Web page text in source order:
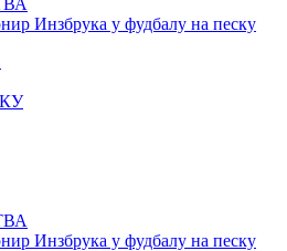
Инзбрука у фудбалу на песку
Инзбрука у фудбалу на песку